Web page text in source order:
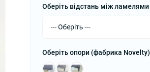
Оберіть відстань між ламелями
Оберіть опори (фабрика Novelty)